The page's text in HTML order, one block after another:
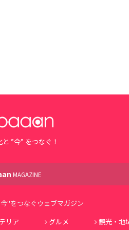
”今” をつなぐ！
MAGAZINE
"をつなぐウェブマガジン
リア グルメ 観光・地